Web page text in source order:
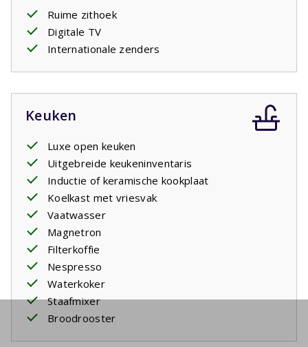
Ruime zithoek
Digitale TV
Internationale zenders
Keuken
Luxe open keuken
Uitgebreide keukeninventaris
Inductie of keramische kookplaat
Koelkast met vriesvak
Vaatwasser
Magnetron
Filterkoffie
Nespresso
Waterkoker
Staafmixer
Broodrooster